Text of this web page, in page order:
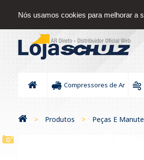
Compressores de Ar
> Produtos > Peças E
Nós usamos cookies para melhorar a